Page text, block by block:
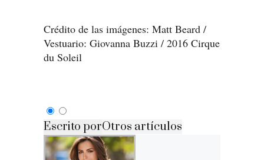
Crédito de las imágenes: Matt Beard /
Vestuario: Giovanna Buzzi / 2016 Cirque
du Soleil
Escrito porOtros artículos